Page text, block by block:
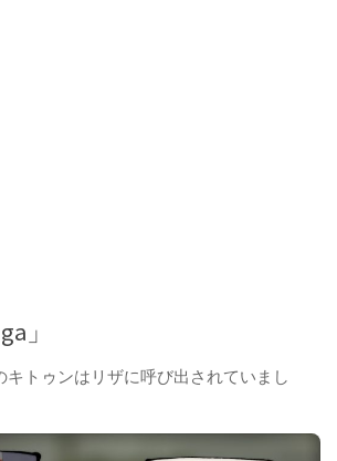
」
キトゥンはリザに呼び出されていまし